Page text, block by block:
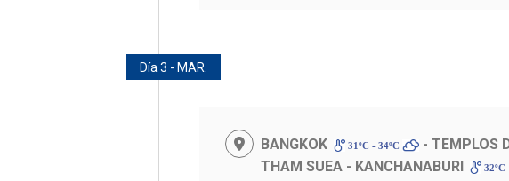
Día 3 - MAR.
BANGKOK 31ºC - 34ºC
- TEMPLOS
THAM SUEA - KANCHANABURI
32ºC